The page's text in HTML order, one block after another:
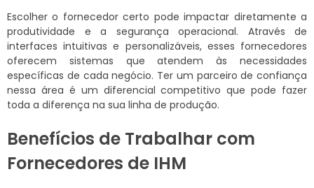
Escolher o fornecedor certo pode impactar diretamente a
produtividade e a segurança operacional. Através de
interfaces intuitivas e personalizáveis, esses fornecedores
oferecem sistemas que atendem às necessidades
específicas de cada negócio. Ter um parceiro de confiança
nessa área é um diferencial competitivo que pode fazer
toda a diferença na sua linha de produção.
Benefícios de Trabalhar com
Fornecedores de IHM